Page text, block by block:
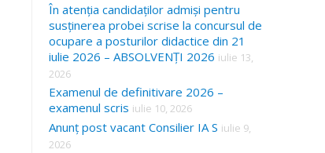
În atenția candidaților admiși pentru
susținerea probei scrise la concursul de
ocupare a posturilor didactice din 21
iulie 2026 – ABSOLVENȚI 2026 iulie 13,
2026
Examenul de definitivare 2026 –
examenul scris iulie 10, 2026
Anunț post vacant Consilier IA S iulie 9,
2026